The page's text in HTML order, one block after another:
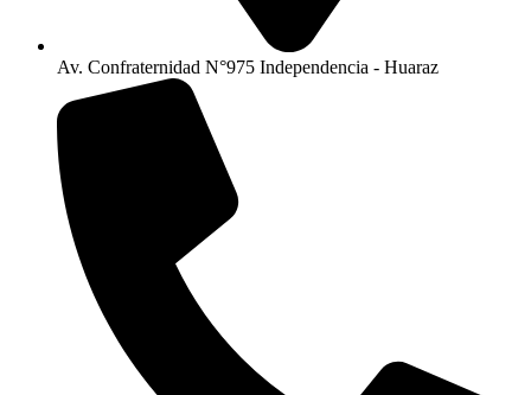
Av. Confraternidad N°975 Independencia - Huaraz